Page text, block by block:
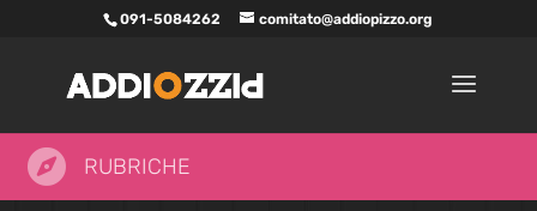
091-5084262 comitato@addiopizzo.org
 RUBRICHE